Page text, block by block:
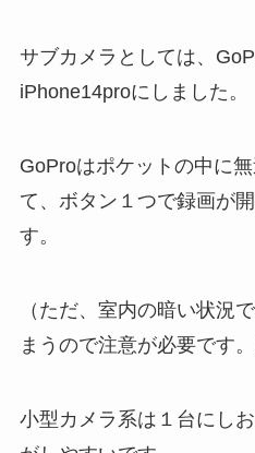
サブカメラとしては、
iPhone14proにしました。
GoProはポケットの中に
て、ボタン１つで録画が
す。
（ただ、室内の暗い状況
まうので注意が必要です。
小型カメラ系は１台にし